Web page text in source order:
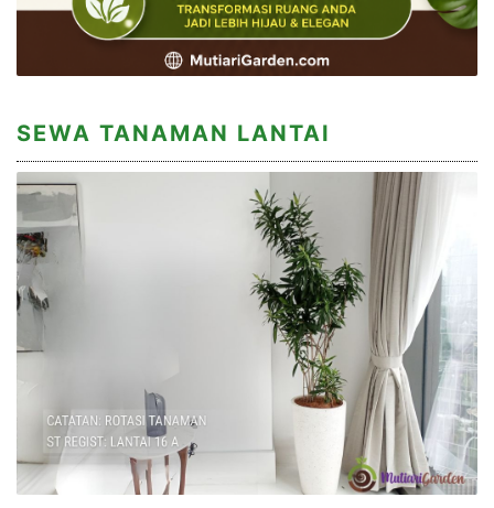
SEWA TANAMAN LANTAI